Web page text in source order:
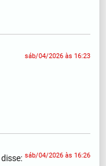
sáb/04/2026 às 16:23
disse: sáb/04/2026 às 16:26